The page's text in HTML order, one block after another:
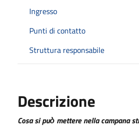
Ingresso
Punti di contatto
Struttura responsabile
Descrizione
Cosa si può̀ mettere nella campana